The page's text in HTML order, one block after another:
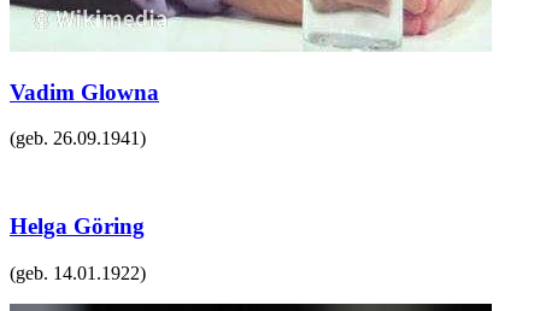
Vadim Glowna
(geb. 26.09.1941)
Helga Göring
(geb. 14.01.1922)